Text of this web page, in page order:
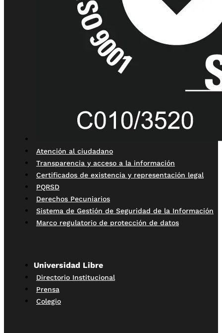
Atención al ciudadano
Transparencia y acceso a la información
Certificados de existencia y representación legal
PQRSD
Derechos Pecuniarios
Sistema de Gestión de Seguridad de la Información
Marco regulatorio de protección de datos
Universidad Libre
Directorio Institucional
Prensa
Colegio